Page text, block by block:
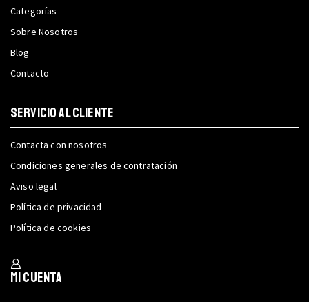
Categorías
Sobre Nosotros
Blog
Contacto
SERVICIO AL CLIENTE
Contacta con nosotros
Condiciones generales de contratación
Aviso legal
Política de privacidad
Política de cookies
Mi cuenta